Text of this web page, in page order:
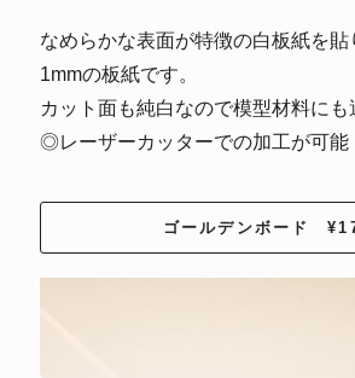
なめらかな表面が特徴の白板紙を貼
1mmの板紙です。
カット面も純白なので模型材料にも
◎レーザーカッターでの加工が可能
ゴールデンボード